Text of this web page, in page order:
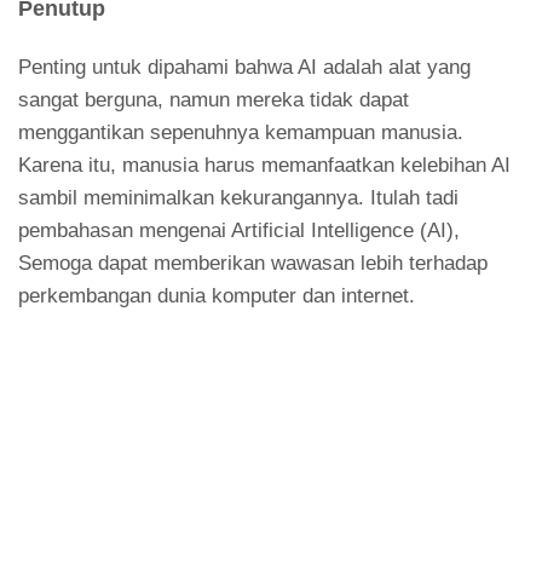
Penutup
Penting untuk dipahami bahwa AI adalah alat yang
sangat berguna, namun mereka tidak dapat
menggantikan sepenuhnya kemampuan manusia.
Karena itu, manusia harus memanfaatkan kelebihan AI
sambil meminimalkan kekurangannya. Itulah tadi
pembahasan mengenai Artificial Intelligence (AI),
Semoga dapat memberikan wawasan lebih terhadap
perkembangan dunia komputer dan internet.